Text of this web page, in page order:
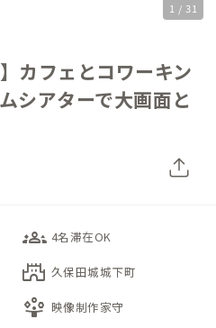
1 / 31
カフェとコワーキン
シアターで大画面と
groups_3 4名滞在OK
castle 久保田城城下町
person_play 映像制作家守